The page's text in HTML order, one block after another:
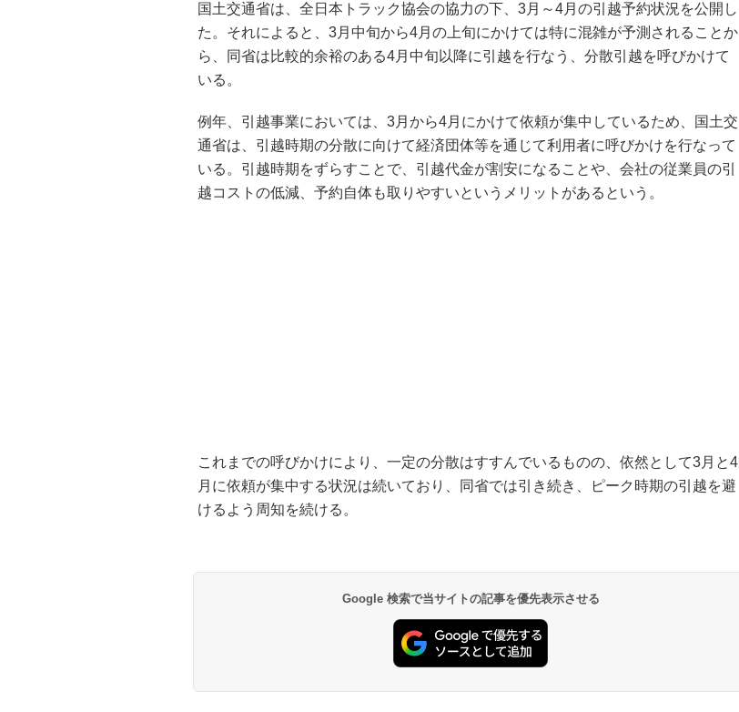
国土交通省は、全日本トラック協会の協力の下、3月～4月の引越予約状況を公開し
た。それによると、3月中旬から4月の上旬にかけては特に混雑が予測されることか
ら、同省は比較的余裕のある4月中旬以降に引越を行なう、分散引越を呼びかけて
いる。
例年、引越事業においては、3月から4月にかけて依頼が集中しているため、国土交
通省は、引越時期の分散に向けて経済団体等を通じて利用者に呼びかけを行なって
いる。引越時期をずらすことで、引越代金が割安になることや、会社の従業員の引
越コストの低減、予約自体も取りやすいというメリットがあるという。
これまでの呼びかけにより、一定の分散はすすんでいるものの、依然として3月と4
月に依頼が集中する状況は続いており、同省では引き続き、ピーク時期の引越を避
けるよう周知を続ける。
Google 検索で当サイトの記事を優先表示させる